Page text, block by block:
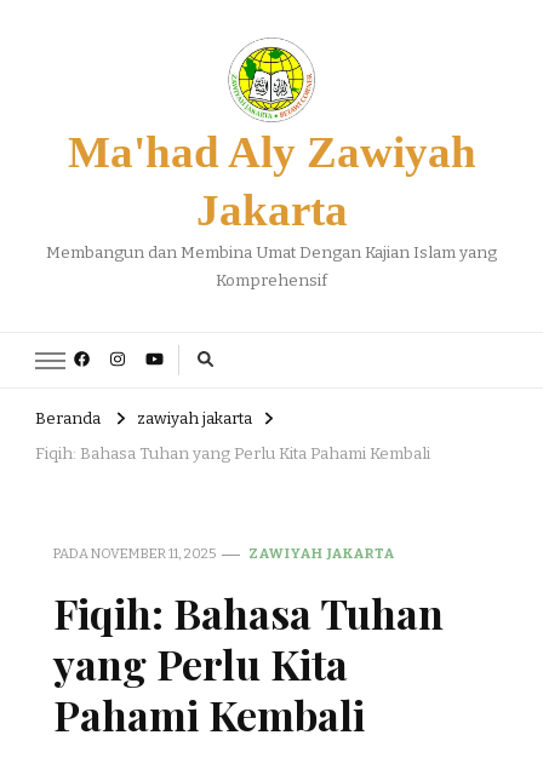
Ma'had Aly Zawiyah
Jakarta
Membangun dan Membina Umat Dengan Kajian Islam yang
Komprehensif
Beranda
zawiyah jakarta
Fiqih: Bahasa Tuhan yang Perlu Kita Pahami Kembali
PADANOVEMBER 11, 2025 ZAWIYAH JAKARTA
Fiqih: Bahasa Tuhan
yang Perlu Kita
Pahami Kembali